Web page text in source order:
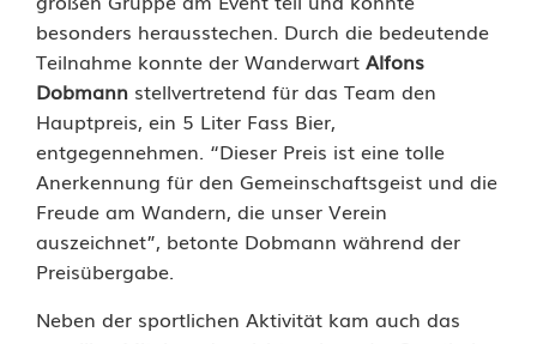
e
i
n
G
r
a
f
e
besonders herausstechen. Durch die bedeutende
Teilnahme konnte der Wanderwart Alfons
Dobmann stellvertretend für das Team den
Hauptpreis, ein 5 Liter Fass Bier,
entgegennehmen. “Dieser Preis ist eine tolle
Anerkennung für den Gemeinschaftsgeist und die
Freude am Wandern, die unser Verein
auszeichnet”, betonte Dobmann während der
Preisübergabe.
Neben der sportlichen Aktivität kam auch das